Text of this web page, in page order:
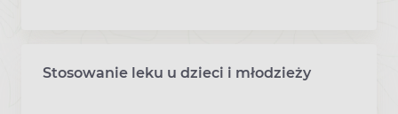
Stosowanie leku u dzieci i młodzieży